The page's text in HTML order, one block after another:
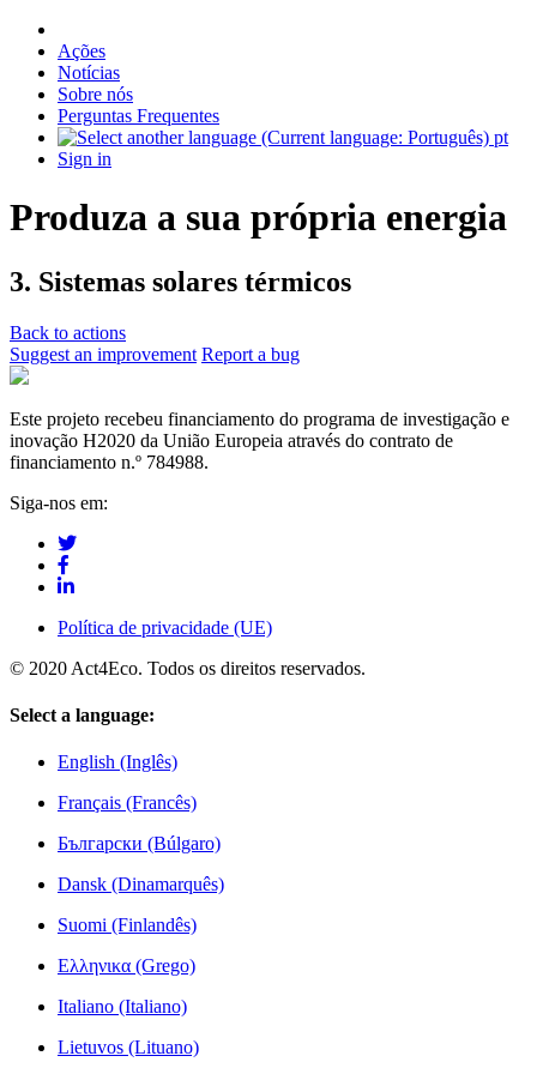
Ações
Notícias
Sobre nós
Perguntas Frequentes
pt
Sign in
Produza a sua própria energia
3. Sistemas solares térmicos
Back to actions
Suggest an improvement Report a bug
Este projeto recebeu financiamento do programa de investigação e
inovação H2020 da União Europeia através do contrato de
financiamento n.º 784988.
Siga-nos em:
Política de privacidade (UE)
© 2020 Act4Eco. Todos os direitos reservados.
Select a language:
English (Inglês)
Français (Francês)
Български (Búlgaro)
Dansk (Dinamarquês)
Suomi (Finlandês)
Ελληνικα (Grego)
Italiano (Italiano)
Lietuvos (Lituano)